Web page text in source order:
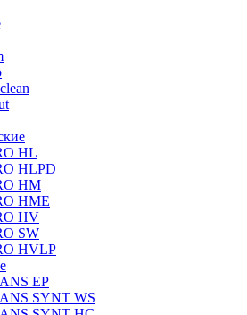
HL
HLPD
HM
HME
HV
SW
HVLP
EP
SYNT WS